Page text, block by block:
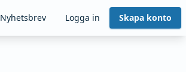
Nyhetsbrev Logga in Skapa konto